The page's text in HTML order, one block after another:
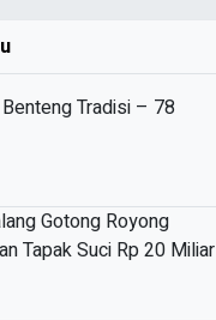
Tradisi – 78
Gotong Royong
Tapak Suci Rp 20 Miliar